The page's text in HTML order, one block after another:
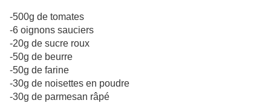
-500g de tomates
-6 oignons sauciers
-20g de sucre roux
-50g de beurre
-50g de farine
-30g de noisettes en poudre
-30g de parmesan râpé